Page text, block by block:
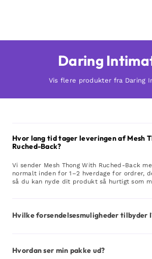
Daring
Vis flere produkter fra Daring
Hvor lang tid tager leveringen af Mesh
Ruched-Back?
Vi sender Mesh Thong With Ruched-Back
normalt inden for 1–2 hverdage for ordrer,
så du kan nyde dit produkt så hurtigt som
Hvilke forsendelsesmuligheder tilbyder
Hvordan ser min pakke ud?